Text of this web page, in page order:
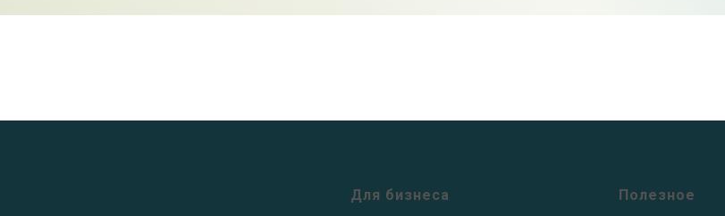
Для бизнеса Полезное